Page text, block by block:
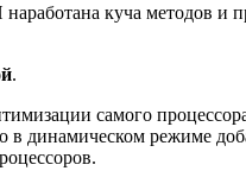
куча методов и
.
самого
динамическом режиме